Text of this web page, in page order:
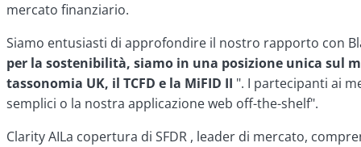
mercato finanziario.
Siamo entusiasti di approfondire il nostro rapporto con
per la sostenibilità, siamo in una posizione unica sul
tassonomia UK, il TCFD e la MiFID II ". I partecipanti ai
semplici o la nostra applicazione web off-the-shelf".
Clarity AILa copertura di SFDR , leader di mercato,